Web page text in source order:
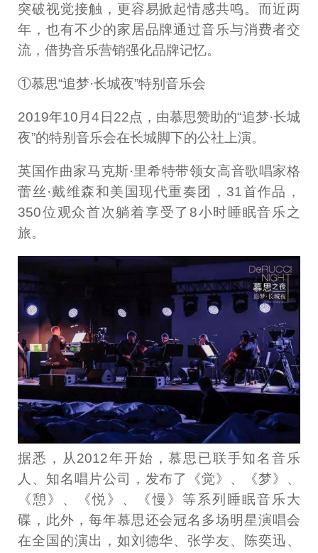
突破视觉接触，更容易掀起情感共鸣。而近两
年，也有不少的家居品牌通过音乐与消费者交
流，借势音乐营销强化品牌记忆。
①慕思“追梦·长城夜”特别音乐会
2019年10月4日22点，由慕思赞助的“追梦·长城
夜”的特别音乐会在长城脚下的公社上演。
英国作曲家马克斯·里希特带领女高音歌唱家格
蕾丝·戴维森和美国现代重奏团，31首作品，
350位观众首次躺着享受了8小时睡眠音乐之
旅。
据悉，从2012年开始，慕思已联手知名音乐
人、知名唱片公司，发布了《觉》、《梦》、
《憩》、《悦》、《慢》等系列睡眠音乐大
碟，此外，每年慕思还会冠名多场明星演唱会
在全国的演出，如刘德华、张学友、陈奕迅、